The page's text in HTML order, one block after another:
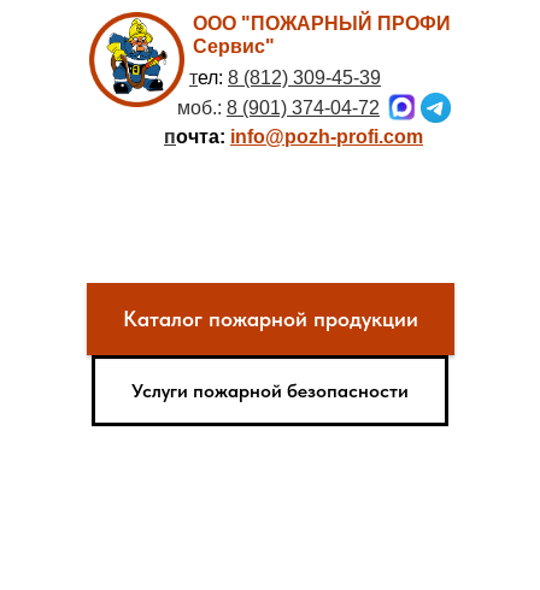
ООО "ПОЖАРНЫЙ ПРОФИ
Сервис"
почта: info@pozh-profi.com
тел: 8 (812) 309-45-39
моб.: 8 (901) 374-04-72
Каталог пожарной продукции
Услуги пожарной безопасности